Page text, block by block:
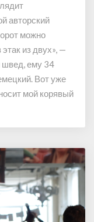
авторский
можно
из двух», —
швед, ему 34
Вот уже
мой корявый